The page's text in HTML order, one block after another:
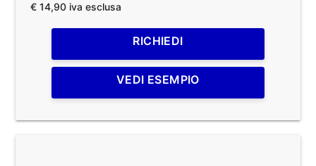
€ 14,90 iva esclusa
RICHIEDI
VEDI ESEMPIO